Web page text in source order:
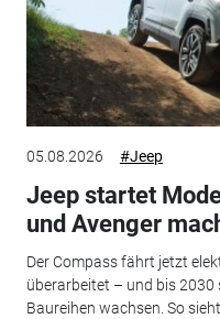
05.08.2026 #Jeep
Jeep startet
und Avenger
Der Compass fährt jetzt
überarbeitet – und bis
Baureihen wachsen. So